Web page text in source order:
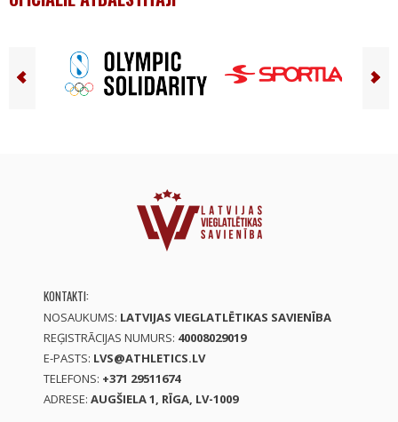
KONTAKTI:
NOSAUKUMS: LATVIJAS VIEGLATLĒTIKAS SAVIENĪBA
REĢISTRĀCIJAS NUMURS: 40008029019
E-PASTS: LVS@ATHLETICS.LV
TELEFONS: +371 29511674
ADRESE: AUGŠIELA 1, RĪGA, LV-1009